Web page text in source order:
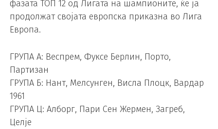
фазата ТОП 12 од Лигата на шампионите, ќе ја
продолжат својата европска приказна во Лига
Европа.
ГРУПА А: Веспрем, Фуксе Берлин, Порто,
Партизан
ГРУПА Б: Нант, Мелсунген, Висла Плоцк, Вардар
1961
ГРУПА Ц: Алборг, Пари Сен Жермен, Загреб,
Целје